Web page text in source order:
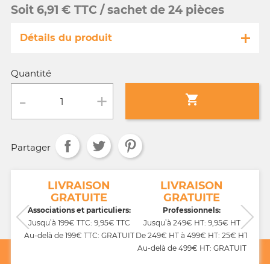
Soit 6,91 € TTC / sachet de 24 pièces
Détails du produit
Référence
Conditionnement :
Age :
Quantité

Partager
LIVRAISON
GRATUITE
Associations et particuliers:
Jusqu’à 199€ TTC: 9,95€ TTC
Au-delà de 199€ TTC: GRATUIT
LIVRAISON
GRATUITE
Professionnels:
Jusqu’à 249€ HT: 9,95€ HT
De 249€ HT à 499€ HT: 25€ HT
Au-delà de 499€ HT: GRATUIT